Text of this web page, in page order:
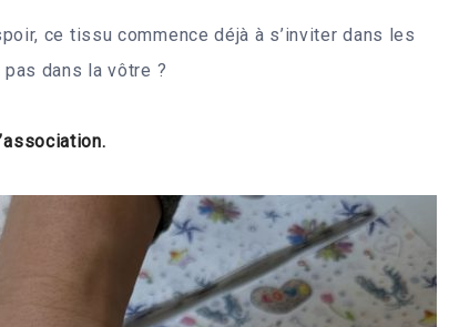
ce tissu commence déjà à s’inviter dans les
dans la vôtre ?